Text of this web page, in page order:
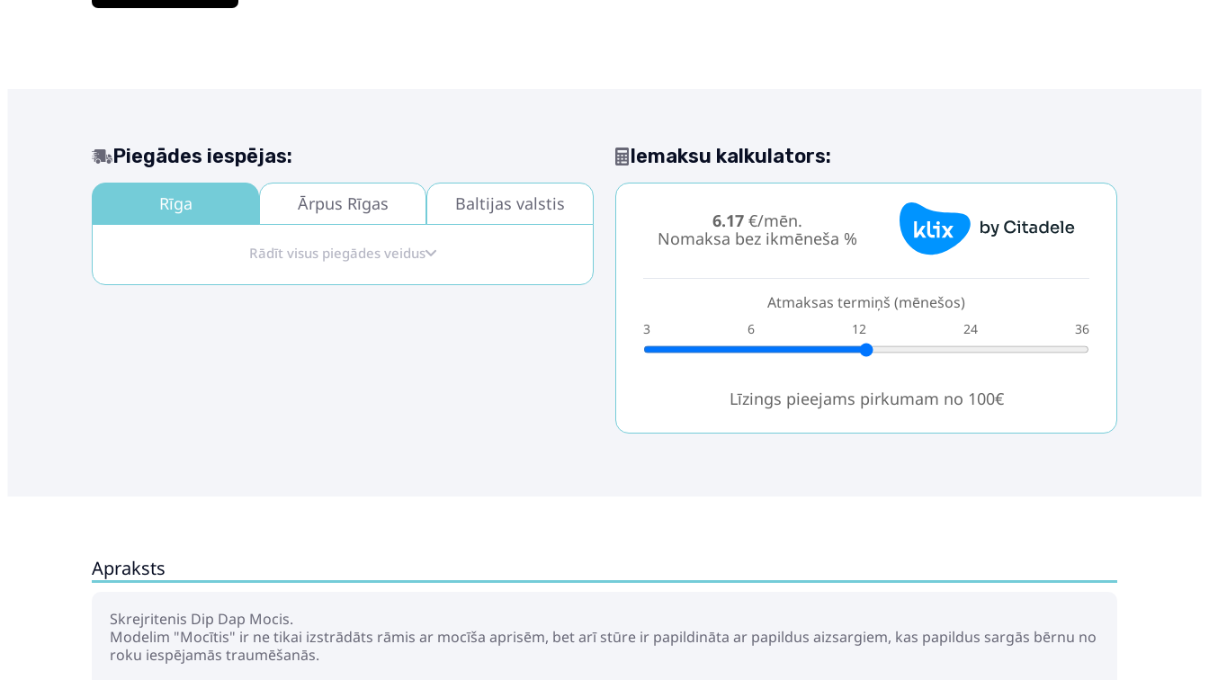
Piegādes iespējas:
Rīga Ārpus Rīgas Baltijas valstis
Rādīt visus piegādes veidus
Iemaksu kalkulators:
6.17€/mēn.
Nomaksa bez ikmēneša %
Atmaksas termiņš (mēnešos)
3 6 12 24 36
Līzings pieejams pirkumam no 100€
Apraksts
Skrejritenis Dip Dap Mocis.
Modelim "Mocītis" ir ne tikai izstrādāts rāmis ar mocīša aprisēm, bet arī stūre ir papildināta ar papildus aizsargiem, kas papildus sargās bērnu no
roku iespējamās traumēšanās.